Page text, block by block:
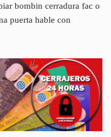
bombin cerradura fac o
puerta hable con